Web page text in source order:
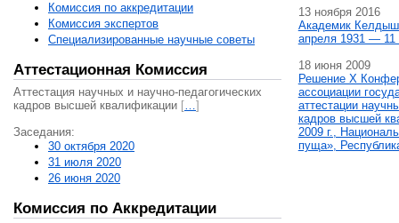
Комиссия по аккредитации
Комиссия экспертов
Специализированные научные советы
Аттестационная Комиссия
Аттестация научных и научно-педагогических
кадров высшей квалификации […]
Заседания:
30 октября 2020
31 июля 2020
26 июня 2020
Комиссия по Аккредитации
13 ноября 2016
Академик
апреля 1931 — 11
18 июня 2009
Решение X
ассоциации
аттестации
кадров высшей
2009 г.,
пуща»,